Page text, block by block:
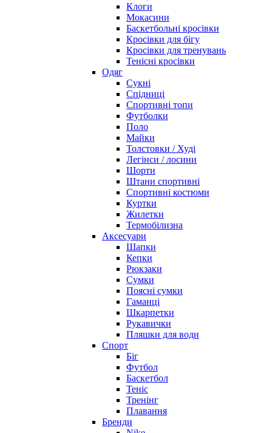
Клоги
Мокасини
Баскетбольні кросівки
Кросівки для бігу
Кросівки для тренувань
Тенісні кросівки
Одяг
Сукні
Спідниці
Спортивні топи
Футболки
Поло
Майки
Толстовки / Худі
Легінси / лосини
Шорти
Штани спортивні
Спортивні костюми
Куртки
Жилетки
Термобілизна
Аксесуари
Шапки
Кепки
Рюкзаки
Сумки
Поясні сумки
Гаманці
Шкарпетки
Рукавички
Пляшки для води
Спорт
Біг
Футбол
Баскетбол
Теніс
Тренінг
Плавання
Бренди